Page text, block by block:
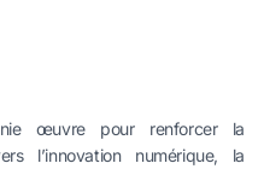
œuvre pour renforcer la
l’innovation numérique, la